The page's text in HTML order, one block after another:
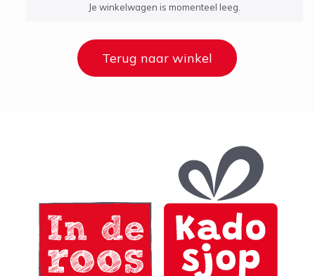
Je winkelwagen is momenteel leeg.
Terug naar winkel